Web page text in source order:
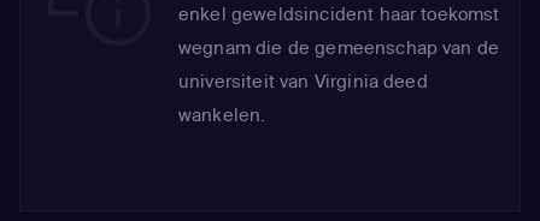
enkel geweldsincident haar toekomst
wegnam die de gemeenschap van de
universiteit van Virginia deed
wankelen.